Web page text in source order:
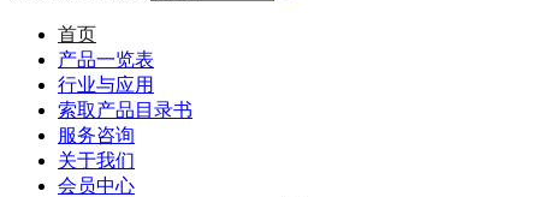
首页
产品一览表
行业与应用
索取产品目录书
服务咨询
关于我们
会员中心